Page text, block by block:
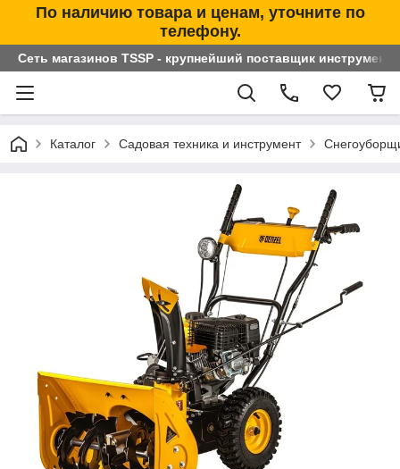
По наличию товара и ценам, уточните по
телефону.
Сеть магазинов TSSP - крупнейший поставщик
Каталог Садовая техника и инструмент